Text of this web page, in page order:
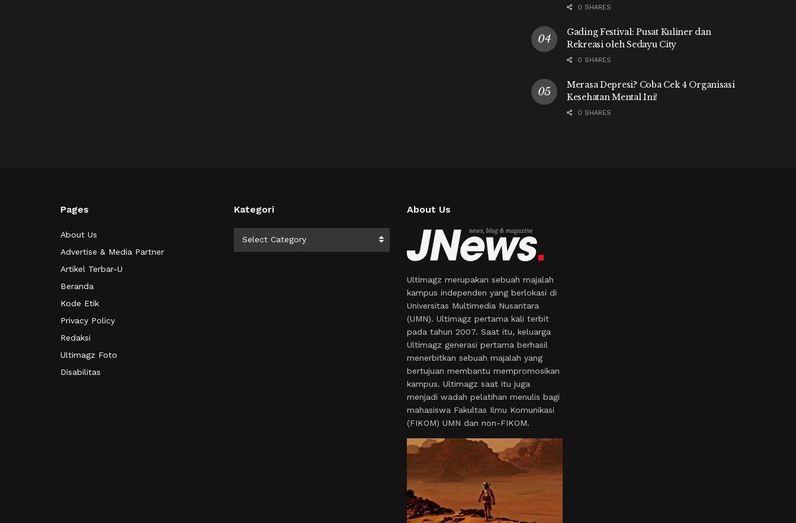
0 SHARES
Gading Festival: Pusat Kuliner dan
Rekreasi oleh Sedayu City
0 SHARES
Merasa Depresi? Coba Cek 4 Organisasi
Kesehatan Mental Ini!
0 SHARES
Pages
About Us
Advertise & Media Partner
Artikel Terbar-U
Beranda
Kode Etik
Privacy Policy
Redaksi
Ultimagz Foto
Disabilitas
Kategori
Select Category
About Us
Ultimagz merupakan sebuah majalah
kampus independen yang berlokasi di
Universitas Multimedia Nusantara
(UMN). Ultimagz pertama kali terbit
pada tahun 2007. Saat itu, keluarga
Ultimagz generasi pertama berhasil
menerbitkan sebuah majalah yang
bertujuan membantu mempromosikan
kampus. Ultimagz saat itu juga
menjadi wadah pelatihan menulis bagi
mahasiswa Fakultas Ilmu Komunikasi
(FIKOM) UMN dan non-FIKOM.